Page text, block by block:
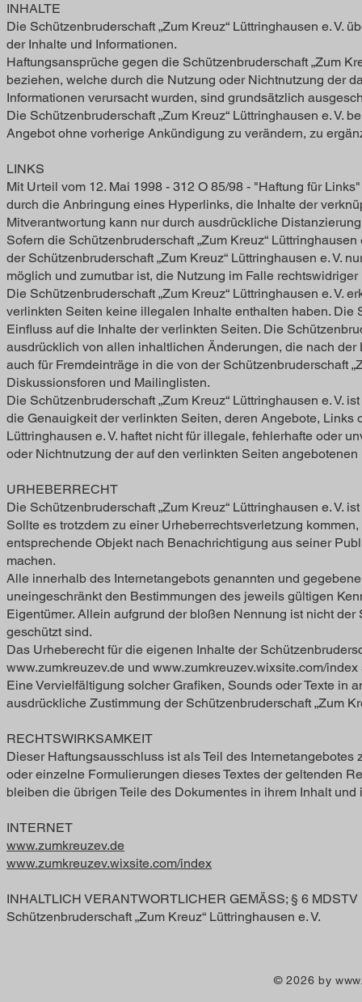
INHALTE
Die Schützenbruderschaft „Zum Kreuz“ Lüttringhausen e. V.
der Inhalte und Informationen.
Haftungsansprüche gegen die Schützenbruderschaft „Zum
beziehen, welche durch die Nutzung oder Nichtnutzung der
Informationen verursacht wurden, sind grundsätzlich
Die Schützenbruderschaft „Zum Kreuz“ Lüttringhausen e. V.
Angebot ohne vorherige Ankündigung zu verändern, zu
LINKS
Mit Urteil vom 12. Mai 1998 - 312 O 85/98 - "Haftung für
durch die Anbringung eines Hyperlinks, die Inhalte der
Mitverantwortung kann nur durch ausdrückliche
Sofern die Schützenbruderschaft „Zum Kreuz“
der Schützenbruderschaft „Zum Kreuz“ Lüttringhausen e. V.
möglich und zumutbar ist, die Nutzung im Falle
Die Schützenbruderschaft „Zum Kreuz“ Lüttringhausen e. V.
verlinkten Seiten keine illegalen Inhalte enthalten haben. Die
Einfluss auf die Inhalte der verlinkten Seiten. Die
ausdrücklich von allen inhaltlichen Änderungen, die nach
auch für Fremdeinträge in die von der Schützenbruderschaft
Diskussionsforen und Mailinglisten.
Die Schützenbruderschaft „Zum Kreuz“ Lüttringhausen e. V.
die Genauigkeit der verlinkten Seiten, deren Angebote, Links
Lüttringhausen e. V. haftet nicht für illegale, fehlerhafte oder
oder Nichtnutzung der auf den verlinkten Seiten
URHEBERRECHT
Die Schützenbruderschaft „Zum Kreuz“ Lüttringhausen e. V.
Sollte es trotzdem zu einer Urheberrechtsverletzung
entsprechende Objekt nach Benachrichtigung aus seiner
machen.
Alle innerhalb des Internetangebots genannten und
uneingeschränkt den Bestimmungen des jeweils gültigen
Eigentümer. Allein aufgrund der bloßen Nennung ist nicht
geschützt sind.
Das Urheberecht für die eigenen Inhalte der
www.zumkreuzev.de und www.zumkreuzev.wixsite.com/index
Eine Vervielfältigung solcher Grafiken, Sounds oder Texte in
ausdrückliche Zustimmung der Schützenbruderschaft „Zum
RECHTSWIRKSAMKEIT
Dieser Haftungsausschluss ist als Teil des
oder einzelne Formulierungen dieses Textes der geltenden
bleiben die übrigen Teile des Dokumentes in ihrem Inhalt
INTERNET
www.zumkreuzev.de
www.zumkreuzev.wixsite.com/index
INHALTLICH VERANTWORTLICHER GEMÄSS; § 6 MDSTV
Schützenbruderschaft „Zum Kreuz“ Lüttringhausen e. V.
© 2026 by